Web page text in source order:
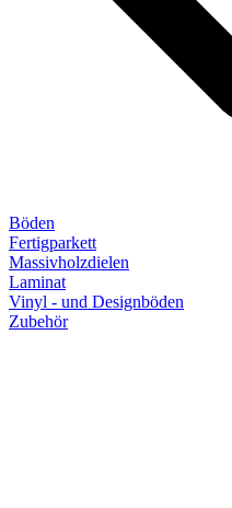
Böden
Fertigparkett
Massivholzdielen
Laminat
Vinyl - und Designböden
Zubehör